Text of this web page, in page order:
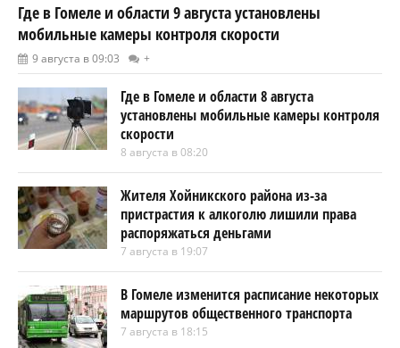
Где в Гомеле и области 9 августа установлены
мобильные камеры контроля скорости
9 августа в 09:03 +
Где в Гомеле и области 8 августа
установлены мобильные камеры контроля
скорости
8 августа в 08:20
Жителя Хойникского района из-за
пристрастия к алкоголю лишили права
распоряжаться деньгами
7 августа в 19:07
В Гомеле изменится расписание некоторых
маршрутов общественного транспорта
7 августа в 18:15